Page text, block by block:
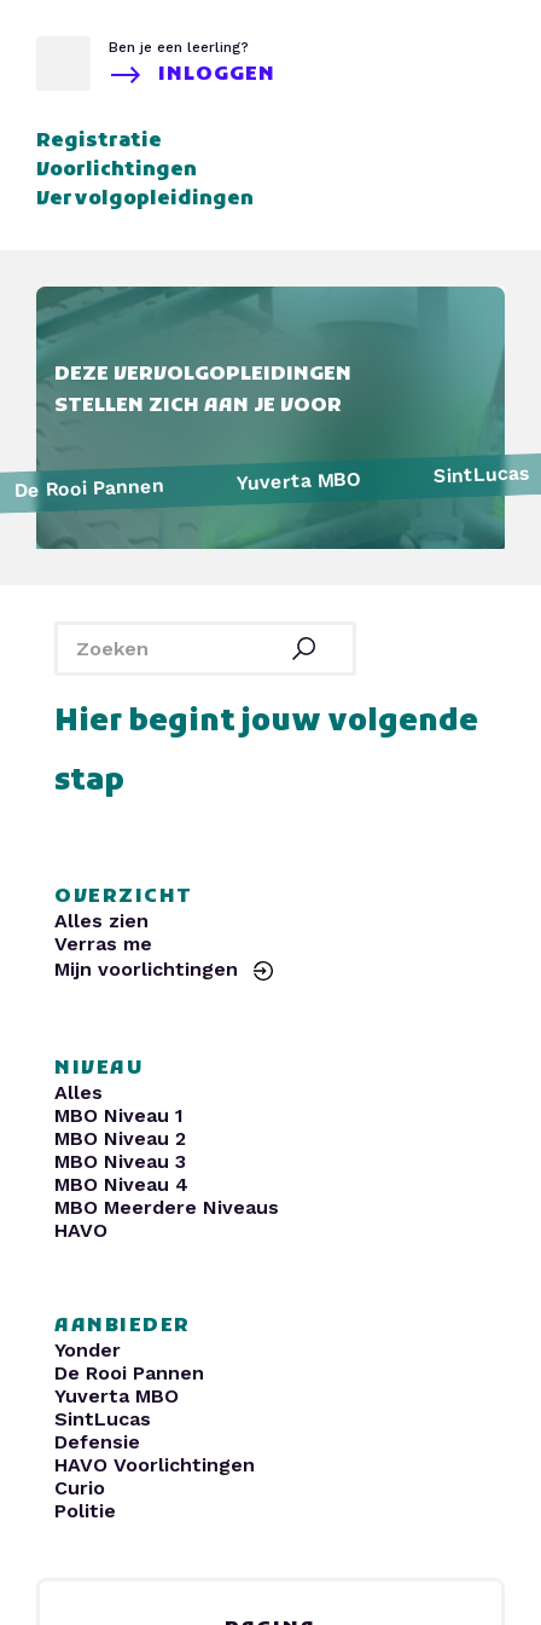
Ben je een leerling?
INLOGGEN
Registratie
Voorlichtingen
Vervolgopleidingen
DEZE VERVOLGOPLEIDINGEN
STELLEN ZICH AAN JE VOOR
De Rooi Pannen Yuverta MBO SintLucas
HAVO Voorlichtingen
De Rooi Pannen Yuverta MBO SintLucas
HAVO Voorlichtingen
Hier begint jouw volgende
stap
OVERZICHT
Alles zien
Verras me
Mijn voorlichtingen
NIVEAU
Alles
MBO Niveau 1
MBO Niveau 2
MBO Niveau 3
MBO Niveau 4
MBO Meerdere Niveaus
HAVO
AANBIEDER
Yonder
De Rooi Pannen
Yuverta MBO
SintLucas
Defensie
HAVO Voorlichtingen
Curio
Politie